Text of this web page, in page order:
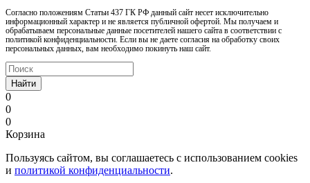
Согласно положениям Статьи 437 ГК РФ данный сайт несет исключительно
информационный характер и не является публичной офертой. Мы получаем и
обрабатываем персональные данные посетителей нашего сайта в соответствии с
политикой конфиденциальности. Если вы не даете согласия на обработку своих
персональных данных, вам необходимо покинуть наш сайт.
Найти
0
0
0
Корзина
Пользуясь сайтом, вы соглашаетесь с использованием cookies
и политикой конфиденциальности.